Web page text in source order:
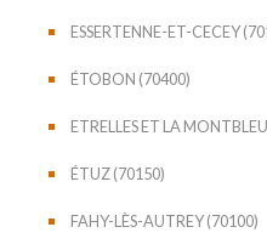
ESSERTENNE-ET-CECEY
ÉTOBON (70400)
ETRELLES ET LA
ÉTUZ (70150)
FAHY-LÈS-AUTREY (70100)